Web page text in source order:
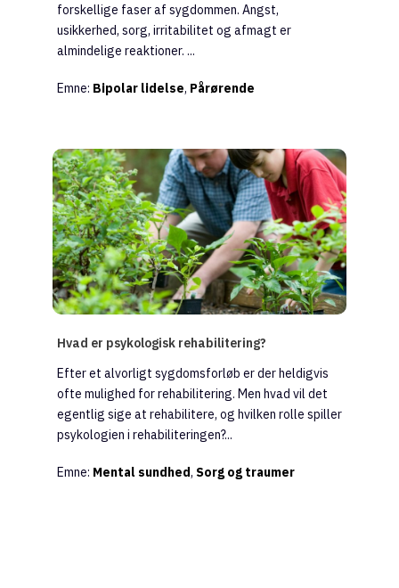
forskellige faser af sygdommen. Angst,
usikkerhed, sorg, irritabilitet og afmagt er
almindelige reaktioner. ...
Emne: Bipolar lidelse, Pårørende
Hvad er psykologisk rehabilitering?
Efter et alvorligt sygdomsforløb er der heldigvis
ofte mulighed for rehabilitering. Men hvad vil det
egentlig sige at rehabilitere, og hvilken rolle spiller
psykologien i rehabiliteringen?...
Emne: Mental sundhed, Sorg og traumer